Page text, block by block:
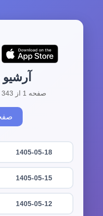
صفحه 1 از 343 | مجموع 3426 آرشیو
1405-05-18
1405-05-15
1405-05-12